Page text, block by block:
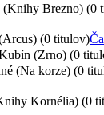
(Knihy Brezno) (0
(0 titulov)
(Zrno) (0
(Na korze) (0
Kornélia) (0